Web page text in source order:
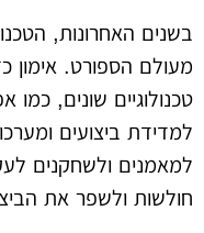
בשנים האחרונות,
מעולם הספורט. אימון
טכנולוגיים שונים, כמו
למדידת ביצועים
למאמנים ולשחקנים
חולשות ולשפר את